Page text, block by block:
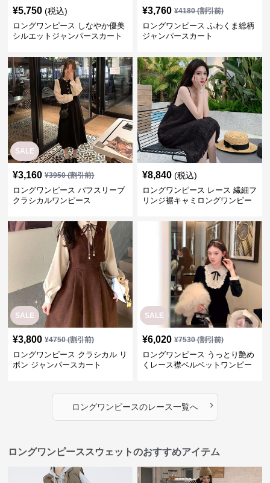
¥5,750 (税込)
ロングワンピース しなやか優美
シルエットジャンパースカート
¥3,760 ¥4180(割引前)
ロングワンピース ふわくま総柄
ジャンパースカート
SALE
¥3,160 ¥3950(割引前)
ロングワンピース パフスリーブ
クラシカルワンピース
¥8,840 (税込)
ロングワンピース レース 繊細フ
リンジ裾キャミロングワンピー
SALE
¥3,800 ¥4750(割引前)
ロングワンピース クラシカル リ
ボン ジャンパースカート
SALE
¥6,020 ¥7530(割引前)
ロングワンピース うっとり艶め
くレース襟ベルベットワンピー
ロングワンピースのレース一覧へ ›
ロングワンピーススウェットのおすすめアイテム